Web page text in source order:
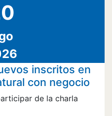
inscritos en
con negocio
de la charla